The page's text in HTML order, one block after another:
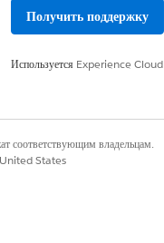
Получить поддержку
Используется Experience Cloud
соответствующим владельцам.
States